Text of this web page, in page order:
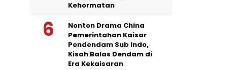
Kehormatan
Nonton Drama China
Pemerintahan Kaisar
Pendendam Sub Indo,
Kisah Balas Dendam di
Era Kekaisaran